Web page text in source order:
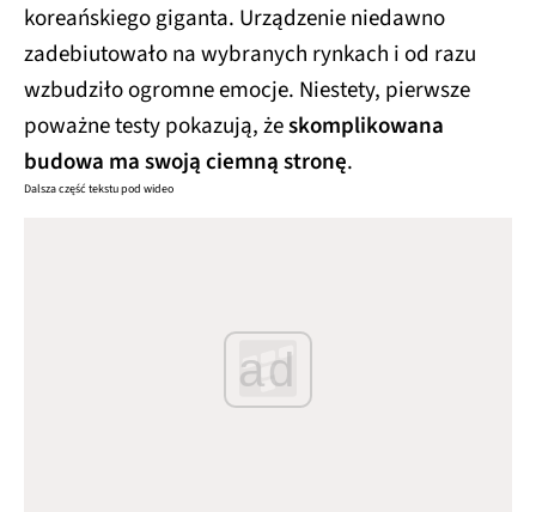
koreańskiego giganta. Urządzenie niedawno
zadebiutowało na wybranych rynkach i od razu
wzbudziło ogromne emocje. Niestety, pierwsze
poważne testy pokazują, żeskomplikowana
budowa ma swoją ciemną stronę.
Dalsza część tekstu pod wideo
ad